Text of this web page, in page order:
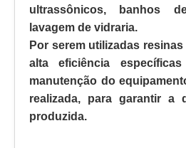
ultrassônicos, banhos
lavagem de vidraria.
Por serem utilizadas
alta eficiência
manutenção do
realizada, para garantir a
produzida.